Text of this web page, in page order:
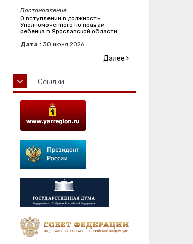
Постановление
О вступлении в должность
Уполномоченного по правам
ребенка в Ярославской области
Дата : 30 июня 2026
Далее
Ссылки